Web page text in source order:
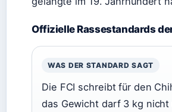
Offizielle Rassestandards
WAS DER STANDARD SAGT
Die FCI schreibt für den
das Gewicht darf 3 kg